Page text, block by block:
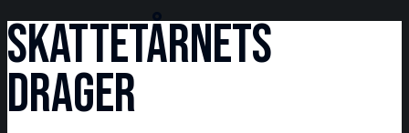
Skattetårnets
drager